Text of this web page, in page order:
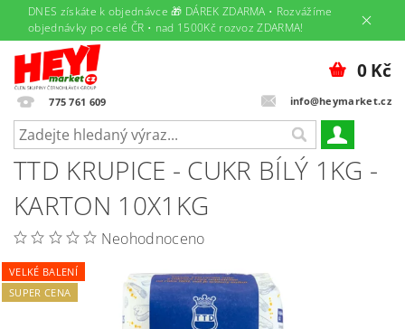
DNES získáte k objednávce 🎁 DÁREK ZDARMA • Rozvážíme
objednávky po celé ČR • nad 1500Kč rozvoz ZDARMA!
775 761 609 info@heymarket.cz
0 Kč
TTD KRUPICE - CUKR BÍLÝ 1KG -
KARTON 10X1KG
Neohodnoceno
VELKÉ BALENÍ
SUPER CENA